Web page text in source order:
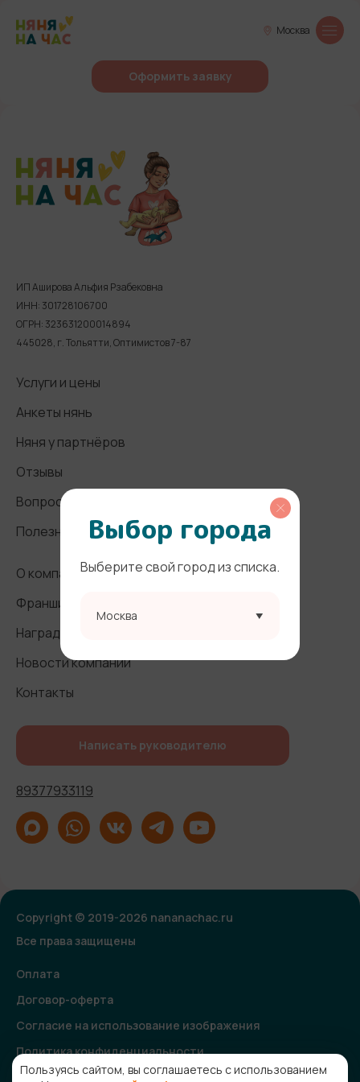
Москва
Оформить заявку
ИП Аширова Альфия Рзабековна
ИНН: 301728106700
ОГРН: 323631200014894
445028, г. Тольятти, Оптимистов 7-87
Услуги и цены
Анкеты нянь
Няня у партнёров
Отзывы
Вопросы и ответы
Полезные статьи
О компании
Франшиза
Награды и СМИ
Новости компании
Контакты
Написать руководителю
89377933119
Copyright © 2019-2026 nananachac.ru
Все права защищены
Оплата
Договор-оферта
Согласие на использование изображения
Политика конфиденциальности
Согласие на получение рекламной и информационной
Выбор города
Выберите свой город из списка.
Москва
Пользуясь сайтом, вы соглашаетесь с использованием